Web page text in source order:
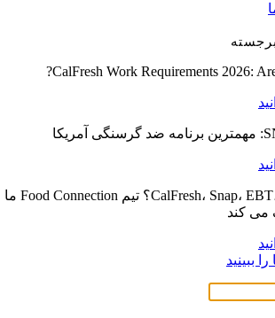
CalFresh Work Requirements 2026:
CalFresh، Snap، EBT، Food Stamps؟ تیم Food Connection ما
می کند
ببینید